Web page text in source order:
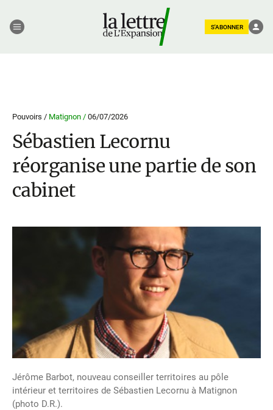
S'ABONNER
Pouvoirs / Matignon / 06/07/2026
Sébastien Lecornu
réorganise une partie de son
cabinet
Jérôme Barbot, nouveau conseiller territoires au pôle
intérieur et territoires de Sébastien Lecornu à Matignon
(photo D.R.).